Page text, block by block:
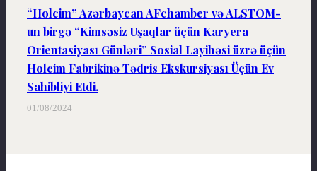
“Holcim” Azərbaycan AFchamber və ALSTOM-
un birgə “Kimsəsiz Uşaqlar üçün Karyera
Orientasiyası Günləri” Sosial Layihəsi üzrə üçün
Holcim Fabrikinə Tədris Ekskursiyası Üçün Ev
Sahibliyi Etdi.
01/08/2024